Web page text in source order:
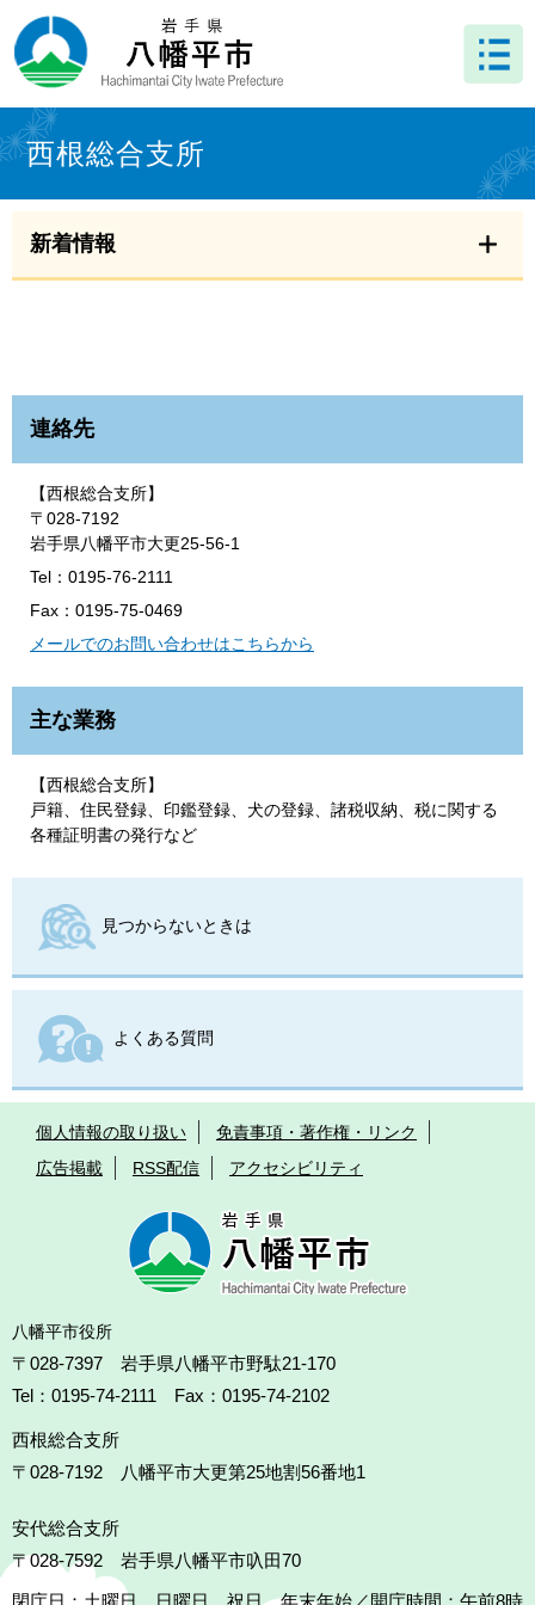
ー
ジ
先
頭
で
ニ
ュ
を
飛
ば
文 西根総合支所
新着情報
連絡先
【西根総合支所】
〒028-7192
岩手県八幡平市大更25-56-1
Tel：0195-76-2111
Fax：0195-75-0469
メールでのお問い合わせはこちらから
主な業務
【西根総合支所】
戸籍、住民登録、印鑑登録、犬の登録、諸税収納、税に関する
各種証明書の発行など
見つからないときは
よくある質問
個人情報の取り扱い
免責事項・著作権・リンク
広告掲載
RSS配信 アクセシビリティ
八幡平市役所
〒028-7397 岩手県八幡平市野駄21-170
Tel：0195-74-2111 Fax：0195-74-2102
西根総合支所
〒028-7192
八幡平市大更第25地割56番地1
安代総合支所
〒028-7592
岩手県八幡平市叺田70
閉庁日：土曜日、日曜日、祝日、年末年始／開庁時間：午前8時